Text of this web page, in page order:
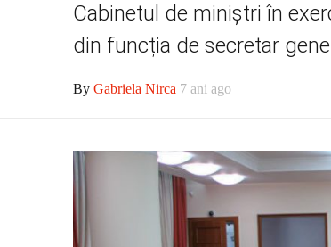
Cabinetul de miniștri în
din funcția de secretar
By Gabriela Nirca 7 ani ago